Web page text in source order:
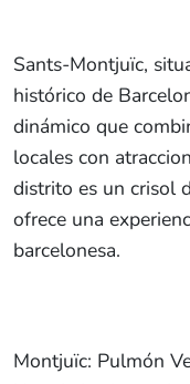
Sants-Montjuïc,
histórico de
dinámico que
locales con
distrito es un crisol
ofrece una
barcelonesa.
Montjuïc: Pulmón